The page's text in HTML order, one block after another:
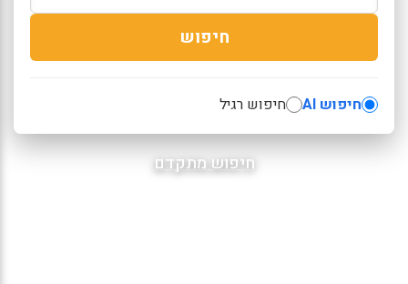
חיפוש
חיפוש AI חיפוש רגיל
חיפוש מתקדם